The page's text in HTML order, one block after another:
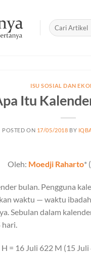
ISU SOSIAL DAN
Itu
POSTED ON 17/05/2018 BY
Oleh: Moedji Raharto* (
bulan. Pengguna
waktu — waktu
Sebulan dalam
hari.
= 16 Juli 622 M (15